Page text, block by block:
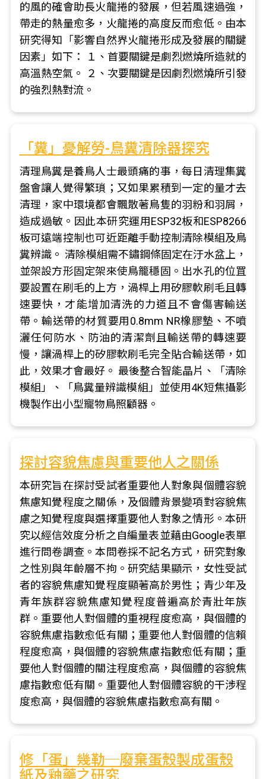
的風的確會助長火龍捲的發展，但若風速過強，
帶走的熱量愈多，火龍捲的高度反而愈低。由本
研究得知「影響自然界火龍捲形成及發展的關鍵
因素」如下： １、首要關鍵是劇烈燃燒所造就的
高溫熱空氣。 ２、次要關鍵是因劇烈燃燒所引發
的強烈熱對流。
「糞」憂解勞-鳥糞清除器探究
清理鳥糞是養鳥人士最頭痛的事，每日清理集糞
盤會讓人覺得繁瑣；又如果累積到一定的量才去
清理，家中環境都會飄散著鳥隻的羽粉和羽屑，
造成過敏。因此本研究運用ESP32板和ESP8266
板可遠端控制也可近距離手動控制清除模組及鳥
糞辨識。 清除模組需不鏽鋼條固定在汙水盆上，
並架設方形固定架來使鳥籠穩固。出水孔的位罝
要設置在刷毛的上方，渦桿上用矽膠軟刷毛且轉
速要快，才能增加清洗的力道且不會傷害輸送
帶。輸送帶的材質要用0.8mm NR橡膠墊、不噴
灑任何防水、防油的清潔劑且輸送帶的轉速要
慢，讓渦桿上的矽膠軟刷毛完全貼合輸送帶，如
此，效果才會最好。 最後整合智能晶片、「清除
模組」、「鳥糞量辨識模組」並使用4K短焦攝影
機製作出小型寵物鳥照顧器。
探討容貌焦慮與重要他人之關係
本研究旨在探討受試者重要他人對象與個體容貌
焦慮知覺程度之關係，及個體背景變項對容貌焦
慮之知覺程度與選擇重要他人對象之情形。本研
究以經信效度分析之自編量表並藉由Google表單
進行問卷調查。本問卷採不記名方式，研究對象
之性別與年齡層不拘。研究結果顯示，女性受試
者的容貌焦慮知覺程度顯著高於男性；青少年及
青年族群容貌焦慮知覺程度普遍高於青壯年族
群。重要他人對個體的重視程度愈高，與個體的
容貌焦慮指數愈低有關；重要他人對個體的信賴
程度愈高，與個體的容貌焦慮指數愈低有關；重
要他人對個體的關注程度愈高，與個體的容貌焦
慮指數愈低有關。重要他人對個體容貌的干涉程
度愈高，與個體的容貌焦慮指數愈高有關。
修「蛋」幾勒─廢棄蛋殼製成蛋殼
紙及釉藥之研究